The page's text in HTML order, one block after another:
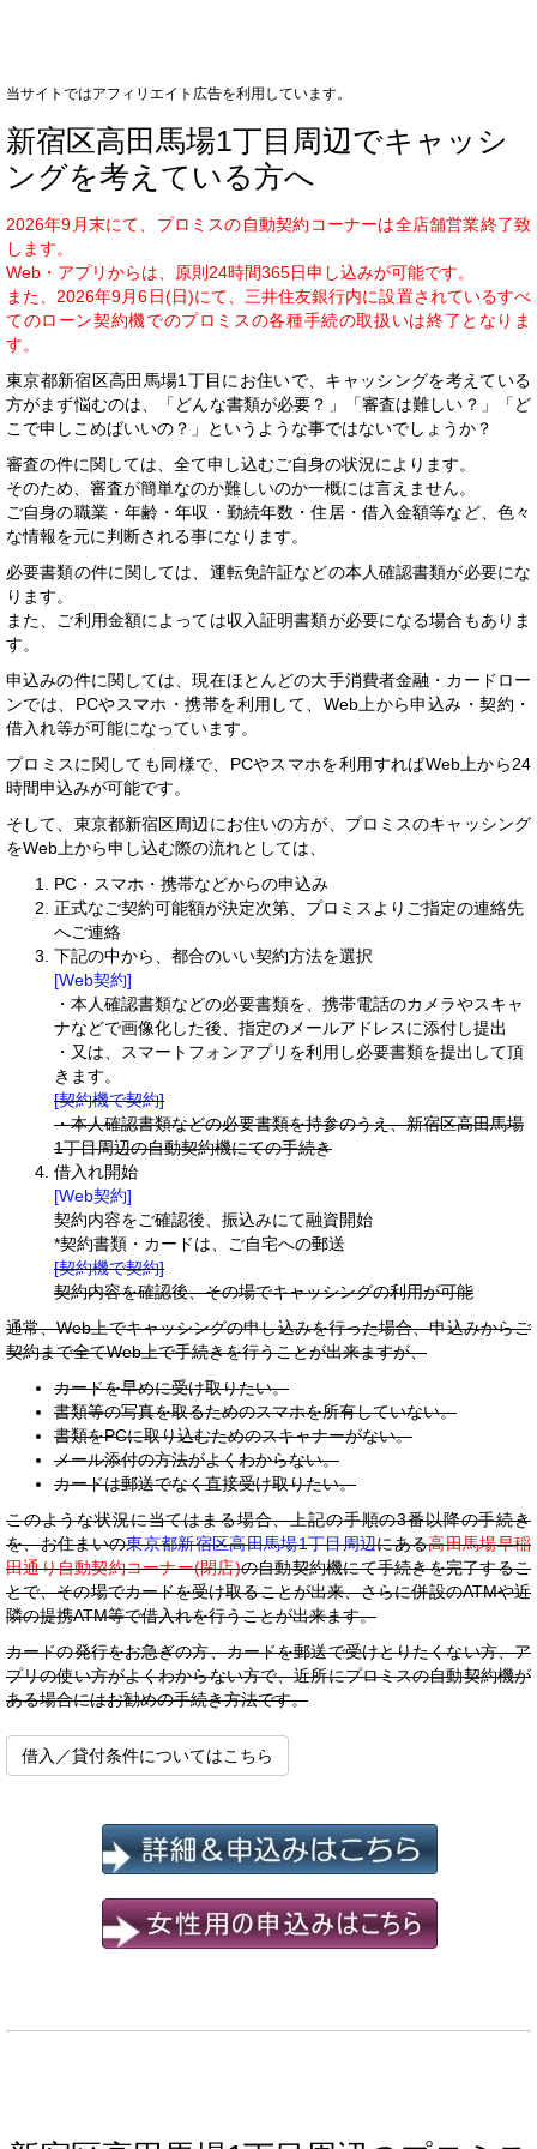
当サイトではアフィリエイト広告を利用しています。
新宿区高田馬場1丁目周辺でキャッシ
ングを考えている方へ
2026年9月末にて、プロミスの自動契約コーナーは全店舗営業終了致
します。
Web・アプリからは、原則24時間365日申し込みが可能です。
また、2026年9月6日(日)にて、三井住友銀行内に設置されているすべ
てのローン契約機でのプロミスの各種手続の取扱いは終了となりま
す。
東京都新宿区高田馬場1丁目にお住いで、キャッシングを考えている
方がまず悩むのは、「どんな書類が必要？」「審査は難しい？」「ど
こで申しこめばいいの？」というような事ではないでしょうか？
審査の件に関しては、全て申し込むご自身の状況によります。
そのため、審査が簡単なのか難しいのか一概には言えません。
ご自身の職業・年齢・年収・勤続年数・住居・借入金額等など、色々
な情報を元に判断される事になります。
必要書類の件に関しては、運転免許証などの本人確認書類が必要にな
ります。
また、ご利用金額によっては収入証明書類が必要になる場合もありま
す。
申込みの件に関しては、現在ほとんどの大手消費者金融・カードロー
ンでは、PCやスマホ・携帯を利用して、Web上から申込み・契約・
借入れ等が可能になっています。
プロミスに関しても同様で、PCやスマホを利用すればWeb上から24
時間申込みが可能です。
そして、東京都新宿区周辺にお住いの方が、プロミスのキャッシング
をWeb上から申し込む際の流れとしては、
PC・スマホ・携帯などからの申込み
正式なご契約可能額が決定次第、プロミスよりご指定の連絡先
へご連絡
下記の中から、都合のいい契約方法を選択
[Web契約]
・本人確認書類などの必要書類を、携帯電話のカメラやスキャ
ナなどで画像化した後、指定のメールアドレスに添付し提出
・又は、スマートフォンアプリを利用し必要書類を提出して頂
きます。
[契約機で契約]
・本人確認書類などの必要書類を持参のうえ、新宿区高田馬場
1丁目周辺の自動契約機にての手続き
借入れ開始
[Web契約]
契約内容をご確認後、振込みにて融資開始
*契約書類・カードは、ご自宅への郵送
[契約機で契約]
契約内容を確認後、その場でキャッシングの利用が可能
通常、Web上でキャッシングの申し込みを行った場合、申込みからご
契約まで全てWeb上で手続きを行うことが出来ますが、
カードを早めに受け取りたい。
書類等の写真を取るためのスマホを所有していない。
書類をPCに取り込むためのスキャナーがない。
メール添付の方法がよくわからない。
カードは郵送でなく直接受け取りたい。
このような状況に当てはまる場合、上記の手順の3番以降の手続き
を、お住まいの東京都新宿区高田馬場1丁目周辺にある高田馬場早稲
田通り自動契約コーナー(閉店)の自動契約機にて手続きを完了するこ
とで、その場でカードを受け取ることが出来、さらに併設のATMや近
隣の提携ATM等で借入れを行うことが出来ます。
カードの発行をお急ぎの方、カードを郵送で受けとりたくない方、ア
プリの使い方がよくわからない方で、近所にプロミスの自動契約機が
ある場合にはお勧めの手続き方法です。
借入／貸付条件についてはこちら